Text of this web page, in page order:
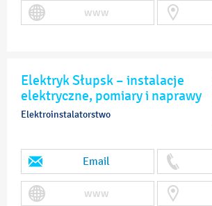
www
Elektryk Słupsk – instalacje
elektryczne, pomiary i naprawy
Elektroinstalatorstwo
Email
www